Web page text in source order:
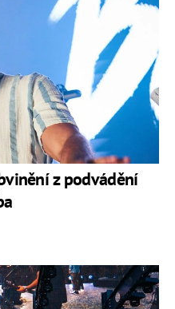
z podvádění